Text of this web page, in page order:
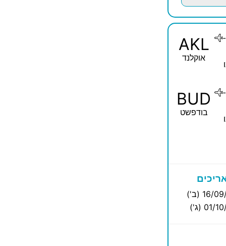
AKL
אוקלנד
BUD
בודפשט
24 (ב')
24 (ג')